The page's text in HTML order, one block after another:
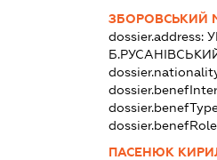
ЗБОРОВСЬКИЙ
dossier.address:
ПАСЕНЮК